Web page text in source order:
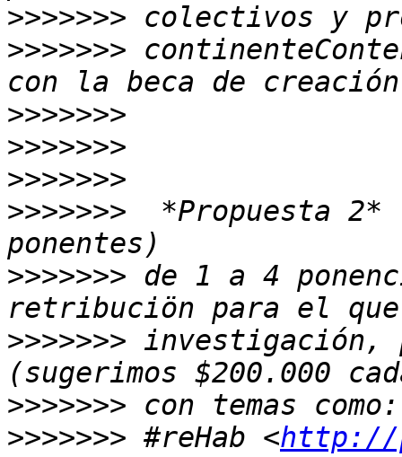
>>>>>>>
>>>>>>>
>>>>>>>
>>>>>>>
>>>>>>>
>>>>>>>
*Propuesta 2*
>>>>>>> de 1 a 4
>>>>>>> investigación,
>>>>>>>
>>>>>>> #reHab <http://